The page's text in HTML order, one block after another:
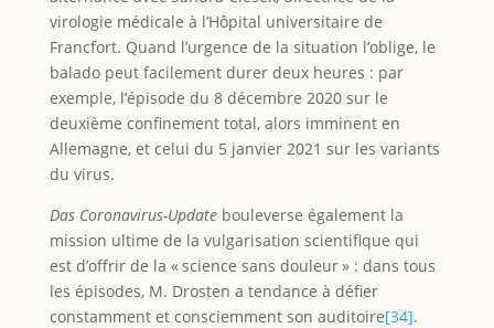
virologie médicale à l’Hôpital universitaire de
Francfort. Quand l’urgence de la situation l’oblige, le
balado peut facilement durer deux heures : par
exemple, l’épisode du 8 décembre 2020 sur le
deuxième confinement total, alors imminent en
Allemagne, et celui du 5 janvier 2021 sur les variants
du virus.
Das Coronavirus-Updatebouleverse également la
mission ultime de la vulgarisation scientifique qui
est d’offrir de la « science sans douleur » : dans tous
les épisodes, M. Drosten a tendance à défier
constamment et consciemment son auditoire[34].